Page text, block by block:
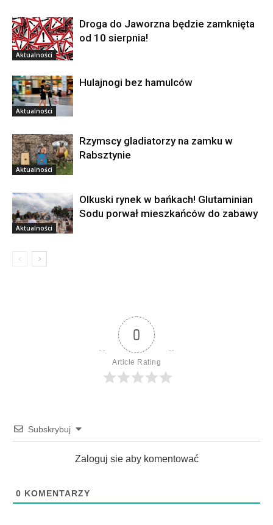
Aktualności
Droga do Jaworzna będzie zamknięta
od 10 sierpnia!
Aktualności
Hulajnogi bez hamulców
Aktualności
Rzymscy gladiatorzy na zamku w
Rabsztynie
Aktualności
Olkuski rynek w bańkach! Glutaminian
Sodu porwał mieszkańców do zabawy
0
Article Rating
Subskrybuj
Zaloguj sie aby komentować
0 KOMENTARZY